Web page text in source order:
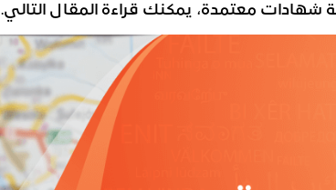
شهادات معتمدة، يمكنك قراءة المقال التالي.